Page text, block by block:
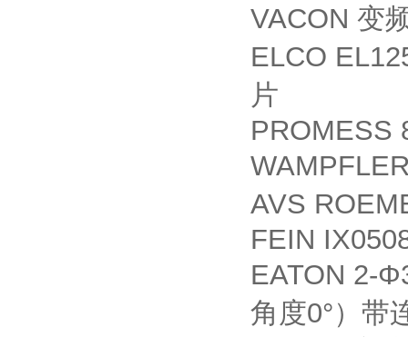
VACON 变
ELCO
片
PROMESS
AVS
FEIN
EATON 2-
角度0°）带